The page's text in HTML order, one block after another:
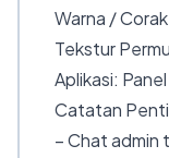
Warna /
Tekstur
Aplikasi:
Catatan
– Chat admin